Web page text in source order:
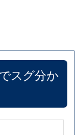
スグ分か